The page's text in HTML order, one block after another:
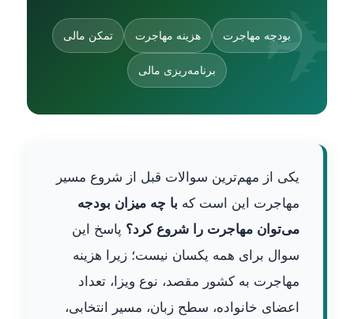
بودجه مهاجرت هزینه مهاجرت تمکن مالی
برنامه‌ریزی مالی
یکی از مهم‌ترین سوالات قبل از شروع مسیر
مهاجرت این است که با چه میزان بودجه
می‌توان مهاجرت را شروع کرد؟ پاسخ این
سوال برای همه یکسان نیست؛ زیرا هزینه
مهاجرت به کشور مقصد، نوع ویزا، تعداد
اعضای خانواده، سطح زبان، مسیر انتخابی،